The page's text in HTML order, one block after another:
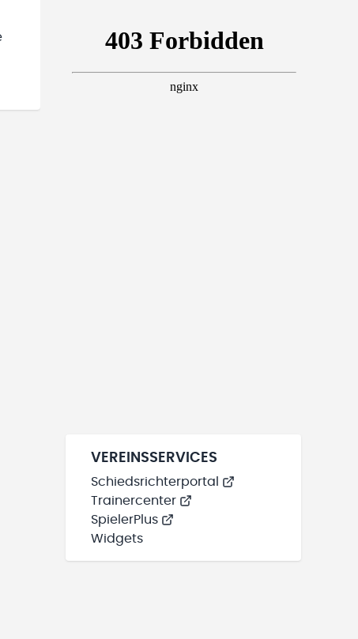
VEREINSSERVICES
Schiedsrichterportal
Trainercenter
SpielerPlus
Widgets